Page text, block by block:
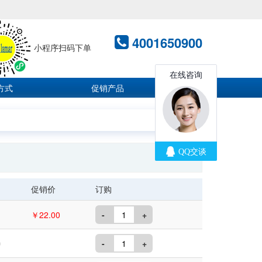
小程序扫码下单 4001650900
式 促销产品
促销价 订购
￥22.00 - +
- +